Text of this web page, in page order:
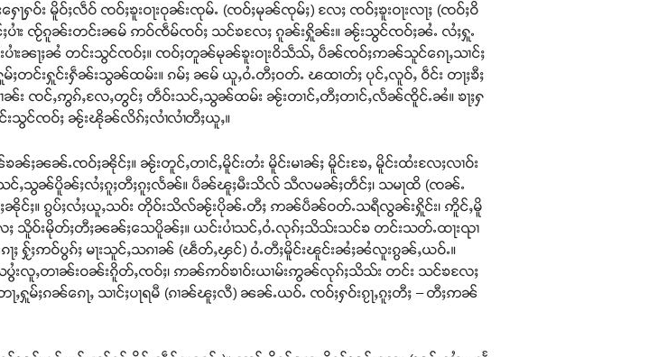
ႃႁဝ်း မိူဝ်ႈလဵဝ် ၸဝ်ႈၶူးဝႃးဝုၼ်းၸုမ်ႉ (ၸဝ်ႈမုၼ်ၸုမ်ႈ) လႄႈ ၸဝ်ႈၶူးဝႃးလႃႈ (ၸဝ်ႈဝိ
း ၸႂ်ၵူၼ်းတင်းၼမ် ဢဝ်ၸဵမ်ၸဝ်ႈ သင်ၶလႄႈ ၵူၼ်းႁိူၼ်း။ ၼႂ်းသွင်ၸဝ်ႈၼႆႉ လႆႈႁူႉ
းၼႃႈၼႆ တင်းသွင်ၸဝ်ႈ။ ၸဝ်ႈတူၼ်မုၼ်ၶူးဝႃးဝိသဵသ်ႇ ပဵၼ်ၸဝ်ႈဢၼ်သူင်ၵေႃႇသၢင်ႈ
ႈတင်းႁူင်းႁဵၼ်းသွၼ်ထမ်း။ ၵမ်ႈ ၼမ် ယူႇဝႆႉတီႈဝတ်ႉ ၽထၢတ်ႈ ပုင်ႇလူဝ်ႇ ဝဵင်း တႃႈၶီႈ
ၸင်ႇဢွၵ်ႇလႄႇတွင်ႈ တဵဝ်းသင်ႇသွၼ်ထမ်း ၼႂ်းတၢင်ႇတီႈတၢင်ႇလႅၼ်ၸိူင်ႉၼႆ။ ၶႃႈႁ
းသွင်ၸဝ်ႈ ၼႂ်းၽိုၼ်လိၵ်ႈလၢႆလၢႆတီႈယူႇ။
ႉၸဝ်ႈၼိုင်ႈ။ ၼႂ်းတူင်ႇတၢင်ႇမိူင်းတႆး မိူင်းမၢၼ်ႈ မိူင်းၶႄႇ မိူင်းထႆးလႄႈလၢဝ်း
င်ႇသွၼ်ပိူၼ်ႈလႆႈၵူႈတီႈၵူႈလႅၼ်။ ပဵၼ်ၽူႈမီးသိလ် သီလမၼ်ႈတဵင်ႈ၊ သမႃထိ (ၸၼ်ႉ
။ ၵွပ်ႈလႆႈယူႇသဝ်း တိုဝ်းသိလ်ၼႂ်းပိုၼ်ႉတီႈ ဢၼ်ပဵၼ်ဝတ်ႉသရီလွၼ်းႁိူင်း၊ ဢိူင်ႇမိူ
ႄႈ သိူဝ်းမိုတ်ႈတီႈၼၼ်ႈသေပိူၼ်ႈ။ ယင်းပၢႆသင်ႇဝႆႉလုၵ်ႈသိသ်းသင်ၶ တင်းသတ်ႉထႃးၺၢ
ႈ ႁႂ်ႈဢဝ်ပွၵ်ႈ မႃးသူင်ႇသၵၢၼ် (ၽဵတ်ႇၾင်) ဝႆႉတီႈမိူင်းၽူင်းၼႆႈၼႆလူးၵွၼ်ႇယဝ်ႉ။
းလူႇတၢၼ်းဝၼ်းၵိူတ်ႇၸဝ်ႈ၊ ဢၼ်ဢဝ်ၶၢဝ်းယၢမ်းဢွၼ်လုၵ်ႈသိသ်း တင်း သင်ၶလႄႈ
မ်ႈၵၼ်ၵေႃႇ သၢင်ႈပႃရမီ (ၵၢၼ်ၽူႈလီ) ၼၼ်ႉယဝ်ႉ ၸဝ်ႈႁဝ်းၵႂႃႇၵူႈတီႈ – တီႈဢၼ်